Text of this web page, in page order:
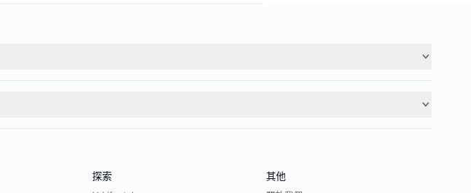
探索 其他